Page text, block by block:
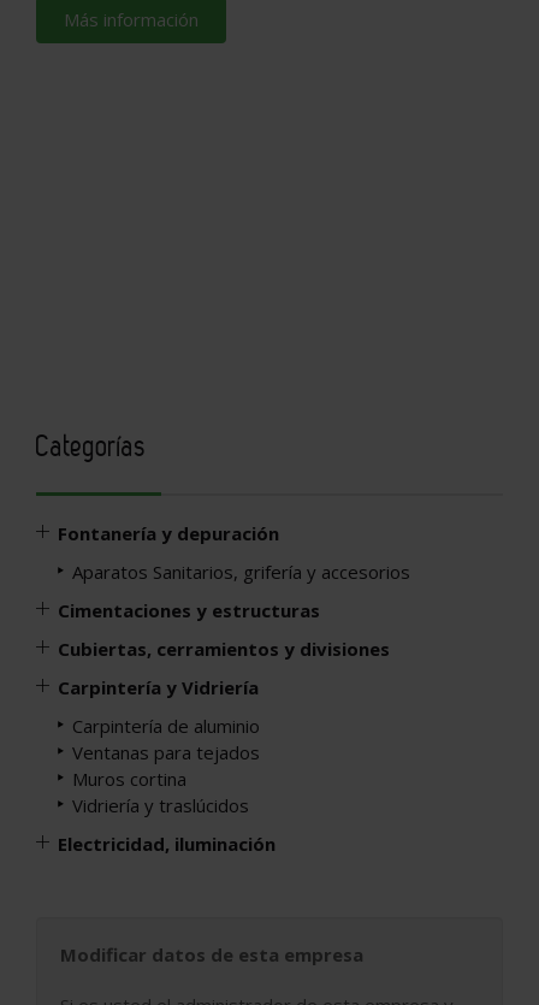
Más información
Categorías
Fontanería y depuración
Aparatos Sanitarios, grifería y accesorios
Cimentaciones y estructuras
Cubiertas, cerramientos y divisiones
Carpintería y Vidriería
Carpintería de aluminio
Ventanas para tejados
Muros cortina
Vidriería y traslúcidos
Electricidad, iluminación
Modificar datos de esta empresa